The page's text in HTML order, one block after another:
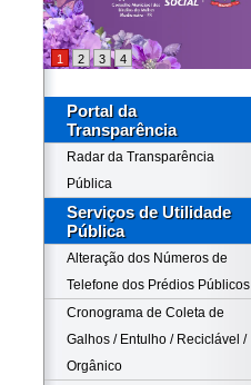
1 2 3 4
Portal da
Transparência
Radar da Transparência
Pública
Serviços de Utilidade
Pública
Alteração dos Números de
Telefone dos Prédios Públicos
Cronograma de Coleta de
Galhos / Entulho / Reciclável /
Orgânico